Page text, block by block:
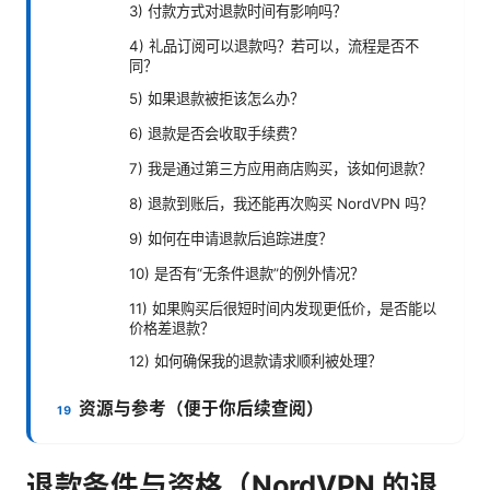
3) 付款方式对退款时间有影响吗？
4) 礼品订阅可以退款吗？若可以，流程是否不
同？
5) 如果退款被拒该怎么办？
6) 退款是否会收取手续费？
7) 我是通过第三方应用商店购买，该如何退款？
8) 退款到账后，我还能再次购买 NordVPN 吗？
9) 如何在申请退款后追踪进度？
10) 是否有“无条件退款”的例外情况？
11) 如果购买后很短时间内发现更低价，是否能以
价格差退款？
12) 如何确保我的退款请求顺利被处理？
资源与参考（便于你后续查阅）